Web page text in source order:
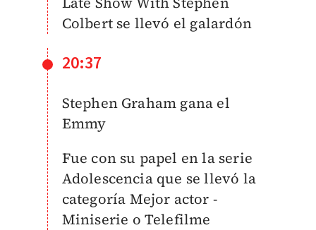
Colbert se llevó el galardón
20:37
Stephen Graham gana el
Emmy
Fue con su papel en la serie
Adolescencia que se llevó la
categoría Mejor actor -
Miniserie o Telefilme